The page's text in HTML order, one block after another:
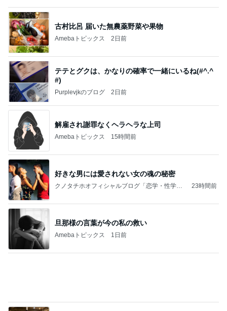
古村比呂 届いた無農薬野菜や果物
Amebaトピックス 2日前
テテとグクは、かなりの確率で一緒にいるね(#^.^
#)
Purplevjkのブログ 2日前
解雇され謝罪なくヘラヘラな上司
Amebaトピックス 15時間前
好きな男には愛されない女の魂の秘密
クノタチホオフィシャルブログ「恋学・性学研
23時間前
旦那様の言葉が今の私の救い
Amebaトピックス 1日前